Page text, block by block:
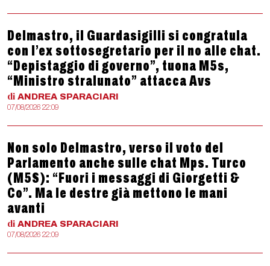
Delmastro, il Guardasigilli si congratula
con l’ex sottosegretario per il no alle chat.
“Depistaggio di governo”, tuona M5s,
“Ministro stralunato” attacca Avs
di ANDREA SPARACIARI
07/08/2026 22:09
Non solo Delmastro, verso il voto del
Parlamento anche sulle chat Mps. Turco
(M5S): “Fuori i messaggi di Giorgetti &
Co”. Ma le destre già mettono le mani
avanti
di ANDREA SPARACIARI
07/08/2026 22:09